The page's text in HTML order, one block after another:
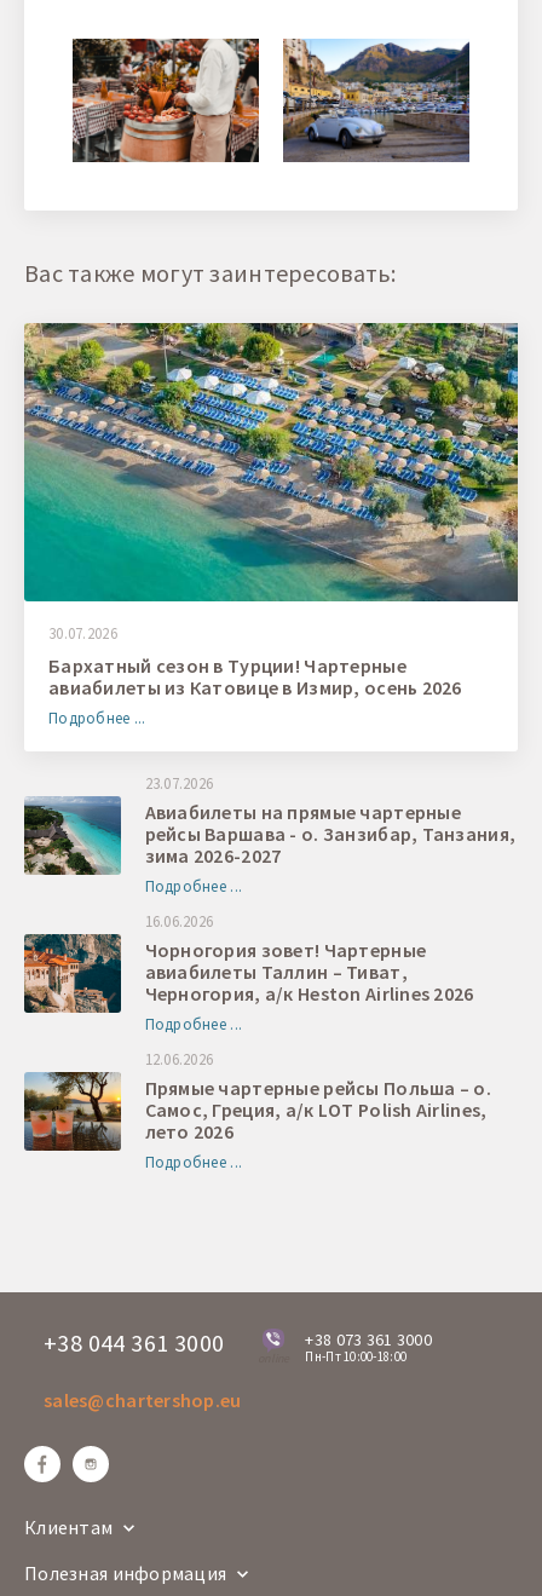
Вас также могут заинтересовать:
30.07.2026
Бархатный сезон в Турции! Чартерные
авиабилеты из Катовице в Измир, осень 2026
Подробнее ...
23.07.2026
Авиабилеты на прямые чартерные
рейсы Варшава - о. Занзибар, Танзания,
зима 2026-2027
Подробнее ...
16.06.2026
Чорногория зовет! Чартерные
авиабилеты Таллин – Тиват,
Черногория, а/к Heston Airlines 2026
Подробнее ...
12.06.2026
Прямые чартерные рейсы Польша – о.
Самос, Греция, а/к LOT Polish Airlines,
лето 2026
Подробнее ...
+38 044 361 3000
online
+38 073 361 3000
Пн-Пт 10:00-18:00
sales@chartershop.eu
Клиентам
Полезная информация